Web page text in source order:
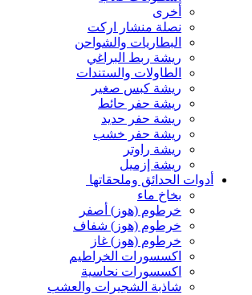
أخرى
نصلة منشار اركت
البطاريات والشواحن
ريشة ربط البراغي
الطاولات والستندات
ريشة كبس صغير
ريشة حفر حائط
ريشة حفر حديد
ريشة حفر خشب
ريشة راوتر
ريشة إزميل
أدوات الحدائق وملحقاتها
بخاخ ماء
خرطوم (هوز) أصفر
خرطوم (هوز) شفاف
خرطوم (هوز) غاز
اكسسورات الخراطيم
اكسسورات نحاسية
شاذبة الشجيرات والعشب